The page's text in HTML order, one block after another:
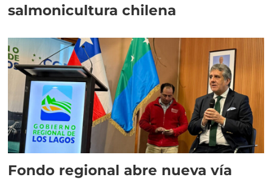
salmonicultura chilena
Fondo regional abre nueva vía